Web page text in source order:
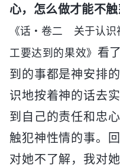
心，怎么做才能不触
《话・卷二 关于认识
工要达到的果效》 看
到的事都是神安排
识地按着神的话去
到自己的责任和忠
触犯神性情的事。
对她不了解，我对